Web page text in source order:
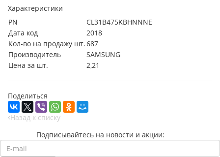
Характеристики
PN
CL31B475KBHNNNE
Дата код
2018
Кол-во на продажу шт.687
Производитель
SAMSUNG
Цена за шт.
2,21
Поделиться
Назад к списку
Подписывайтесь на новости и акции: